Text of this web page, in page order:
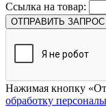
Ссылка на товар:
ОТПРАВИТЬ ЗАПРОС
Нажимая кнопку
обработку